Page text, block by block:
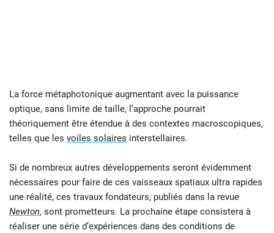
La force métaphotonique augmentant avec la puissance
optique, sans limite de taille, l’approche pourrait
théoriquement être étendue à des contextes macroscopiques,
telles que les voiles solaires interstellaires.
Si de nombreux autres développements seront évidemment
nécessaires pour faire de ces vaisseaux spatiaux ultra rapides
une réalité, ces travaux fondateurs, publiés dans la revue
Newton, sont prometteurs. La prochaine étape consistera à
réaliser une série d’expériences dans des conditions de